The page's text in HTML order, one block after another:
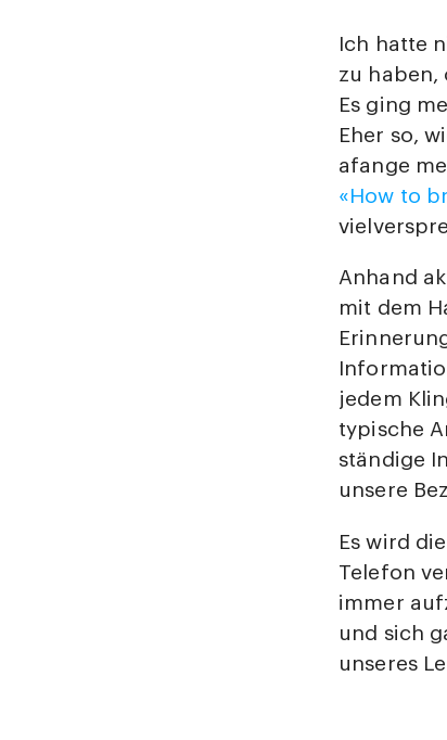
Ich hatte
zu haben,
Es ging
Eher so,
afange
«How to
Anhand
mit dem
jedem
typische
ständige
unsere
Es wird
Telefon
immer
und sich
unseres